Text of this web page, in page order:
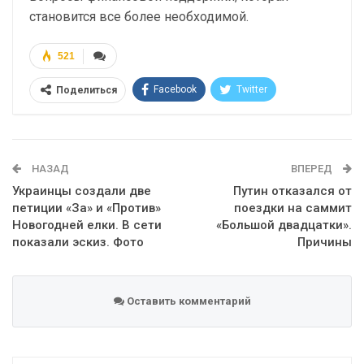
становится все более необходимой.
521
Поделиться Facebook Twitter
НАЗАД
Украинцы создали две
петиции «За» и «Против»
Новогодней елки. В сети
показали эскиз. Фото
ВПЕРЕД
Путин отказался от
поездки на саммит
«Большой двадцатки».
Причины
Оставить комментарий